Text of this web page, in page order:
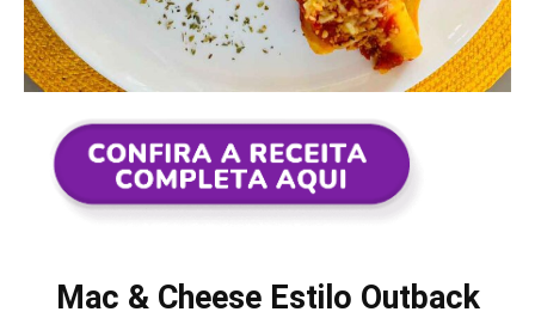
Mac & Cheese Estilo Outback